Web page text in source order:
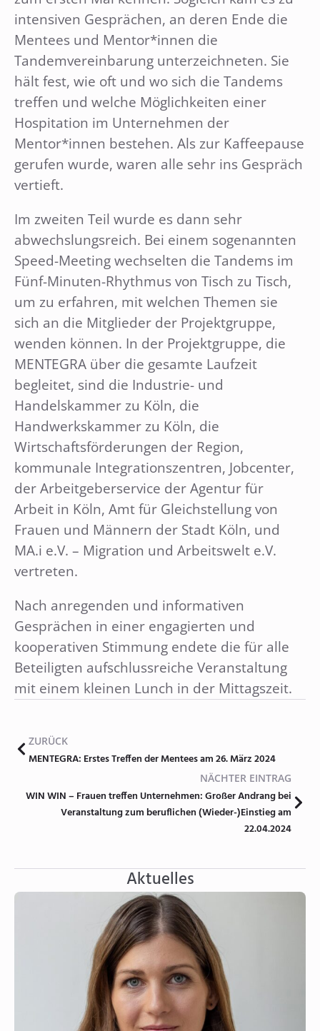
intensiven Gesprächen, an deren Ende die
Mentees und Mentor*innen die
Tandemvereinbarung unterzeichneten. Sie
hält fest, wie oft und wo sich die Tandems
treffen und welche Möglichkeiten einer
Hospitation im Unternehmen der
Mentor*innen bestehen. Als zur Kaffeepause
gerufen wurde, waren alle sehr ins Gespräch
vertieft.
Im zweiten Teil wurde es dann sehr
abwechslungsreich. Bei einem sogenannten
Speed-Meeting wechselten die Tandems im
Fünf-Minuten-Rhythmus von Tisch zu Tisch,
um zu erfahren, mit welchen Themen sie
sich an die Mitglieder der Projektgruppe,
wenden können. In der Projektgruppe, die
MENTEGRA über die gesamte Laufzeit
begleitet, sind die Industrie- und
Handelskammer zu Köln, die
Handwerkskammer zu Köln, die
Wirtschaftsförderungen der Region,
kommunale Integrationszentren, Jobcenter,
der Arbeitgeberservice der Agentur für
Arbeit in Köln, Amt für Gleichstellung von
Frauen und Männern der Stadt Köln, und
MA.i e.V. – Migration und Arbeitswelt e.V.
vertreten.
Nach anregenden und informativen
Gesprächen in einer engagierten und
kooperativen Stimmung endete die für alle
Beteiligten aufschlussreiche Veranstaltung
mit einem kleinen Lunch in der Mittagszeit.
ZURÜCK
MENTEGRA: Erstes Treffen der Mentees am 26. März 2024
NÄCHTER EINTRAG
WIN WIN – Frauen treffen Unternehmen: Großer Andrang bei
Veranstaltung zum beruflichen (Wieder-)Einstieg am
22.04.2024
Aktuelles